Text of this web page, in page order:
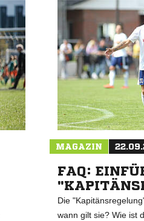
MAGAZIN
FAQ:
Die
wann gilt sie? Wie ist